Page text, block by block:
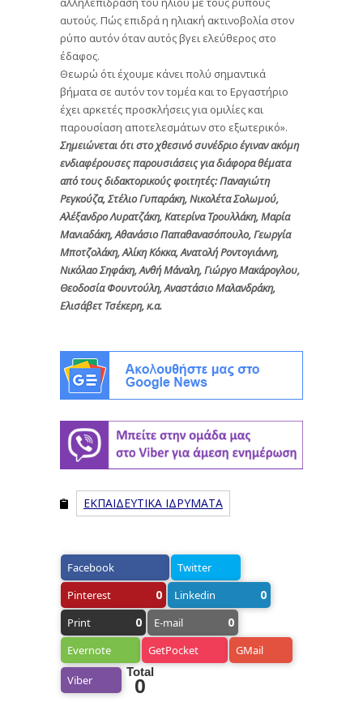
αυτούς. Πώς επιδρά η ηλιακή ακτινοβολία στον
ρύπο αυτόν όταν αυτός βγει ελεύθερος στο
έδαφος.
Θεωρώ ότι έχουμε κάνει πολύ σημαντικά
βήματα σε αυτόν τον τομέα και το Εργαστήριο
έχει αρκετές προσκλήσεις για ομιλίες και
παρουσίαση αποτελεσμάτων στο εξωτερικό».
Σημειώνεται ότι στο χθεσινό συνέδριο έγιναν ακόμη
ενδιαφέρουσες παρουσιάσεις για διάφορα θέματα
από τους διδακτορικούς φοιτητές: Παναγιώτη
Ρεγκούζα, Στέλιο Γυπαράκη, Νικολέτα Σολωμού,
Αλέξανδρο Λυρατζάκη, Κατερίνα Τρουλλάκη, Μαρία
Μανιαδάκη, Αθανάσιο Παπαθανασόπουλο, Γεωργία
Μποτζολάκη, Αλίκη Κόκκα, Ανατολή Ροντογιάννη,
Νικόλαο Σηφάκη, Ανθή Μάναλη, Γιώργο Μακάρογλου,
Θεοδοσία Φουντούλη, Αναστάσιο Μαλανδράκη,
Ελισάβετ Τσέκερη, κ.α.
ΕΚΠΑΙΔΕΥΤΙΚΑ ΙΔΡΥΜΑΤΑ
Facebook
Twitter
Pinterest
0 Linkedin 0
Print 0 E-mail 0
Evernote GetPocket GMail
Viber
Total
0